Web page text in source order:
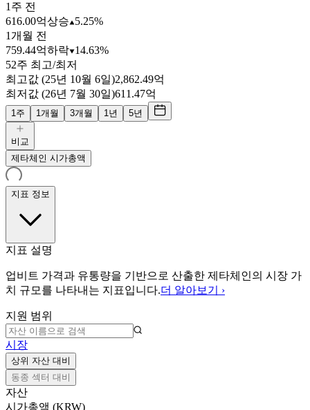
1주 전
616.00억상승 5.25%
1개월 전
759.44억하락 14.63%
52주 최고/최저
최고값 (25년 10월 6일)2,862.49억
최저값 (26년 7월 30일)611.47억
1주 1개월 3개월 1년 5년
비교
제타체인 시가총액
지표 정보
지표 설명
업비트 가격과 유통량을 기반으로 산출한 제타체인의 시장 가
치 규모를 나타내는 지표입니다.더 알아보기 ›
지원 범위
시장
상위 자산 대비
동종 섹터 대비
자산
시가총액 (KRW)